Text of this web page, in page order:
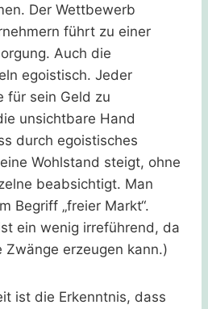
Der Wettbewerb
führt zu einer
Auch die
egoistisch. Jeder
für sein Geld zu
unsichtbare Hand
durch egoistisches
Wohlstand steigt, ohne
beabsichtigt. Man
Begriff „freier Markt“.
ein wenig irreführend, da
erzeugen kann.)
ist die Erkenntnis, dass